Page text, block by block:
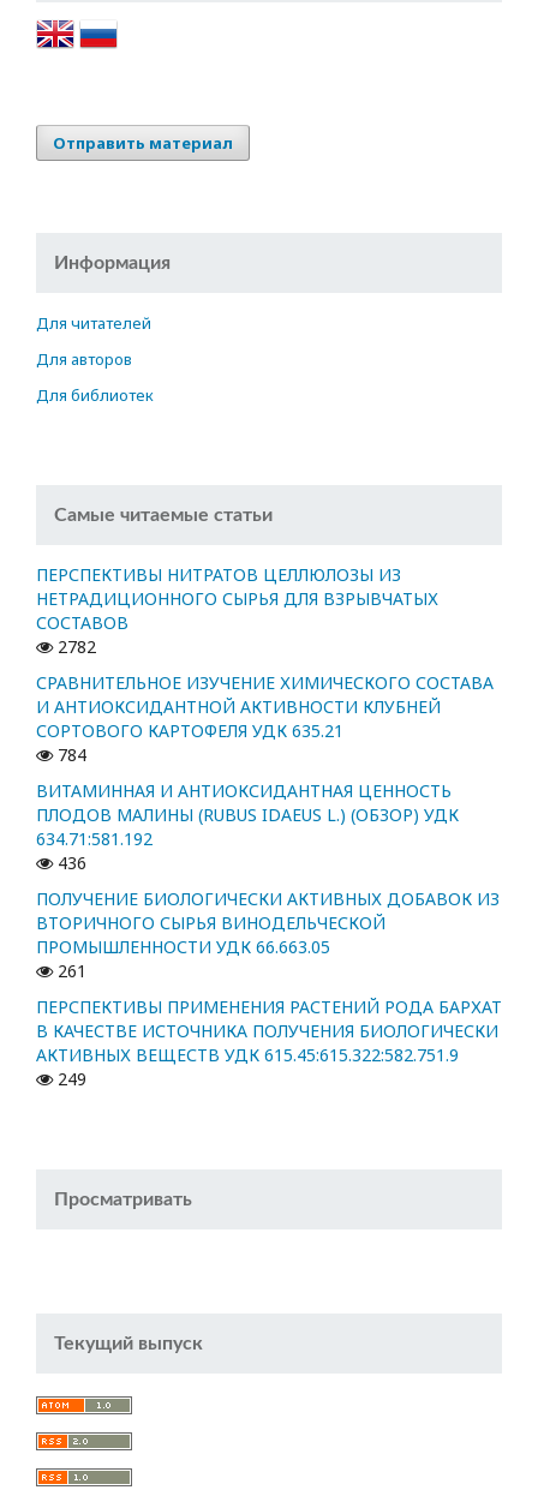
Отправить материал
Информация
Для читателей
Для авторов
Для библиотек
Самые читаемые статьи
ПЕРСПЕКТИВЫ НИТРАТОВ ЦЕЛЛЮЛОЗЫ ИЗ
НЕТРАДИЦИОННОГО СЫРЬЯ ДЛЯ ВЗРЫВЧАТЫХ
СОСТАВОВ
2782
СРАВНИТЕЛЬНОЕ ИЗУЧЕНИЕ ХИМИЧЕСКОГО СОСТАВА
И АНТИОКСИДАНТНОЙ АКТИВНОСТИ КЛУБНЕЙ
СОРТОВОГО КАРТОФЕЛЯ УДК 635.21
784
ВИТАМИННАЯ И АНТИОКСИДАНТНАЯ ЦЕННОСТЬ
ПЛОДОВ МАЛИНЫ (RUBUS IDAEUS L.) (ОБЗОР) УДК
634.71:581.192
436
ПОЛУЧЕНИЕ БИОЛОГИЧЕСКИ АКТИВНЫХ ДОБАВОК ИЗ
ВТОРИЧНОГО СЫРЬЯ ВИНОДЕЛЬЧЕСКОЙ
ПРОМЫШЛЕННОСТИ УДК 66.663.05
261
ПЕРСПЕКТИВЫ ПРИМЕНЕНИЯ РАСТЕНИЙ РОДА БАРХАТ
В КАЧЕСТВЕ ИСТОЧНИКА ПОЛУЧЕНИЯ БИОЛОГИЧЕСКИ
АКТИВНЫХ ВЕЩЕСТВ УДК 615.45:615.322:582.751.9
249
Просматривать
Текущий выпуск